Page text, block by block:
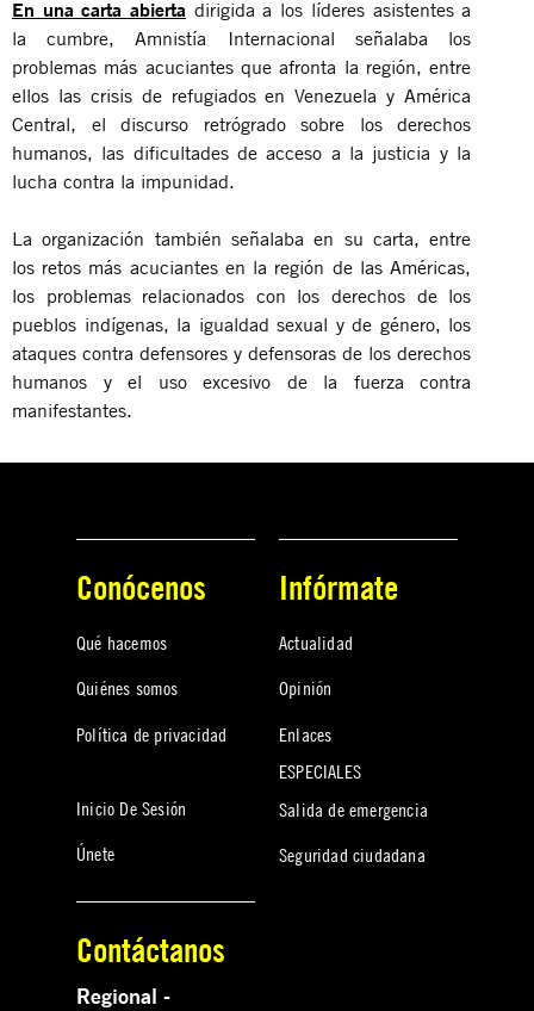
En una carta abierta dirigida a los líderes asistentes a
la cumbre, Amnistía Internacional señalaba los
problemas más acuciantes que afronta la región, entre
ellos las crisis de refugiados en Venezuela y América
Central, el discurso retrógrado sobre los derechos
humanos, las dificultades de acceso a la justicia y la
lucha contra la impunidad.
La organización también señalaba en su carta, entre
los retos más acuciantes en la región de las Américas,
los problemas relacionados con los derechos de los
pueblos indígenas, la igualdad sexual y de género, los
ataques contra defensores y defensoras de los derechos
humanos y el uso excesivo de la fuerza contra
manifestantes.
Conócenos
Qué hacemos
Quiénes somos
Política de privacidad
Inicio De Sesión
Únete
Infórmate
Actualidad
Opinión
Enlaces
ESPECIALES
Salida de emergencia
Seguridad ciudadana
Contáctanos
Regional -